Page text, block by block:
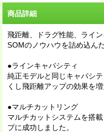
商品詳細
飛距離、ドラグ性能、ライ
SOMのノウハウを詰め込ん
●ラインキャパシティ
純正モデルと同じキャパシ
くし飛距離アップの効果を増
●マルチカットリング
マルチカットシステムを搭
プに成功しました。